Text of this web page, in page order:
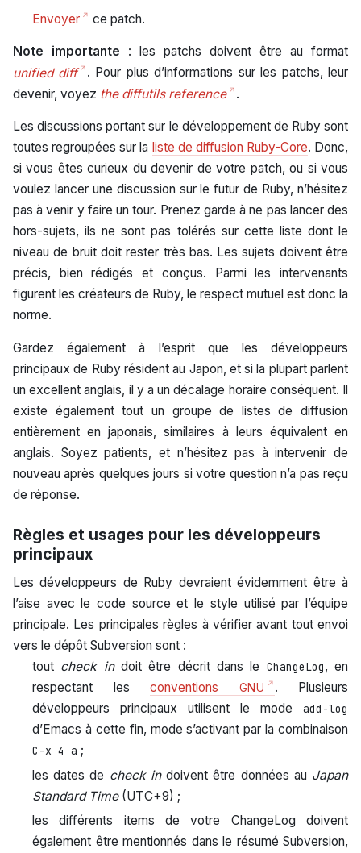
Envoyer ce patch.
Note importante : les patchs doivent être au format
unified diff
. Pour plus d’informations sur les patchs, leur
devenir, voyez the diffutils reference .
Les discussions portant sur le développement de Ruby sont
toutes regroupées sur la liste de diffusion Ruby-Core. Donc,
si vous êtes curieux du devenir de votre patch, ou si vous
voulez lancer une discussion sur le futur de Ruby, n’hésitez
pas à venir y faire un tour. Prenez garde à ne pas lancer des
hors-sujets, ils ne sont pas tolérés sur cette liste dont le
niveau de bruit doit rester très bas. Les sujets doivent être
précis, bien rédigés et conçus. Parmi les intervenants
figurent les créateurs de Ruby, le respect mutuel est donc la
norme.
Gardez également à l’esprit que les développeurs
principaux de Ruby résident au Japon, et si la plupart parlent
un excellent anglais, il y a un décalage horaire conséquent. Il
existe également tout un groupe de listes de diffusion
entièrement en japonais, similaires à leurs équivalent en
anglais. Soyez patients, et n’hésitez pas à intervenir de
nouveau après quelques jours si votre question n’a pas reçu
de réponse.
Règles et usages pour les développeurs
principaux
Les développeurs de Ruby devraient évidemment être à
l’aise avec le code source et le style utilisé par l’équipe
principale. Les principales règles à vérifier avant tout envoi
vers le dépôt Subversion sont :
tout check indoit être décrit dans le ChangeLog, en
respectant lesconventions GNU
. Plusieurs
développeurs principaux utilisent le mode add-log
d’Emacs à cette fin, mode s’activant par la combinaison
C-x 4 a ;
les dates de check indoivent être données au Japan
Standard Time(UTC+9) ;
les différents items de votre ChangeLog doivent
également être mentionnés dans le résumé Subversion,